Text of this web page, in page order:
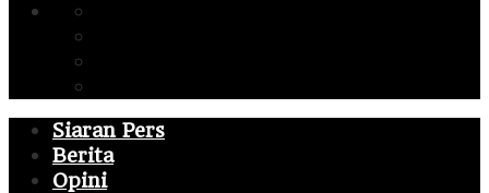
Siaran Pers
Berita
Opini